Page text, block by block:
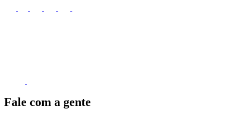
Fale com a gente